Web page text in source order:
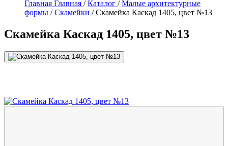
Главная Главная / Каталог / Малые архитектурные
формы / Скамейки / Скамейка Каскад 1405, цвет №13
Скамейка Каскад 1405, цвет №13